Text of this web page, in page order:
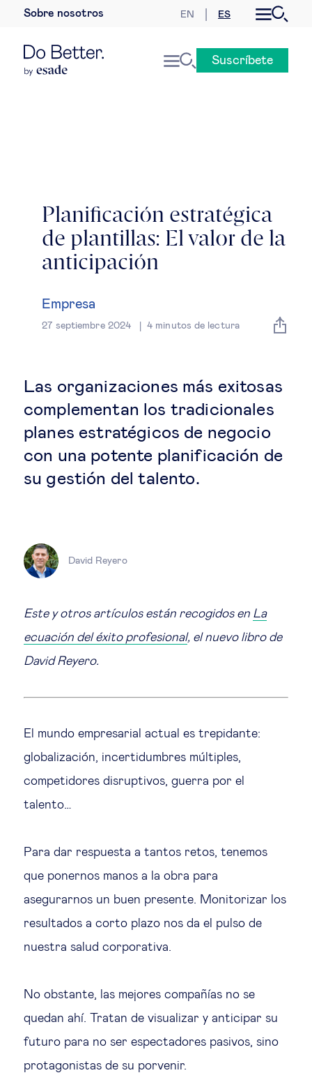
Sobre nosotros EN ES
Economía internacional
Empresa
Estrategia & modelos de negocio
Mujeres & negocios
Innovación y tecnología
Educación del futuro
Social
Gestión pública
Tecnología & personas
Sobre nosotros
Suscríbete
Planificación estratégica
de plantillas: El valor de la
anticipación
Empresa
27 septiembre 2024 4 minutos de lectura
Las organizaciones más exitosas
complementan los tradicionales
planes estratégicos de negocio
con una potente planificación de
su gestión del talento.
David Reyero
Este y otros artículos están recogidos en La
ecuación del éxito profesional, el nuevo libro de
David Reyero.
El mundo empresarial actual es trepidante:
globalización, incertidumbres múltiples,
competidores disruptivos, guerra por el
talento…
Para dar respuesta a tantos retos, tenemos
que ponernos manos a la obra para
asegurarnos un buen presente. Monitorizar los
resultados a corto plazo nos da el pulso de
nuestra salud corporativa.
No obstante, las mejores compañías no se
quedan ahí. Tratan de visualizar y anticipar su
futuro para no ser espectadores pasivos, sino
protagonistas de su porvenir.